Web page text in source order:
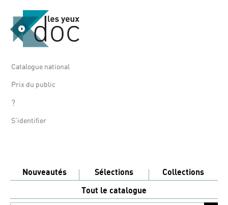
Catalogue national
Prix du public
?
S'identifier
Nouveautés Sélections
Collections
Tout le catalogue